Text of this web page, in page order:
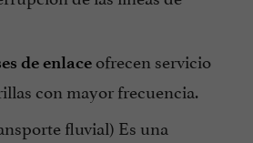
de enlace ofrecen servicio
con mayor frecuencia.
fluvial) Es una